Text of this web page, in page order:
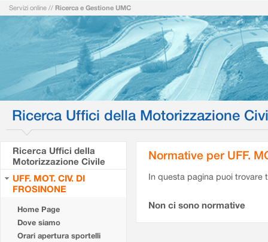
Servizi online // Ricerca e Gestione UMC
Ricerca Uffici della Motorizzazione
Ricerca Uffici della
Motorizzazione Civile
UFF. MOT. CIV. DI
FROSINONE
Home Page
Dove siamo
Orari apertura sportelli
Normative per UFF.
In questa pagina puoi
Non ci sono normative